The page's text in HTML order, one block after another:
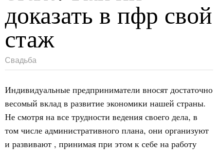
доказать в пфр свой
стаж
Свадьба
Индивидуальные предприниматели вносят достаточно
весомый вклад в развитие экономики нашей страны.
Не смотря на все трудности ведения своего дела, в
том числе административного плана, они организуют
и развивают , принимая при этом к себе на работу